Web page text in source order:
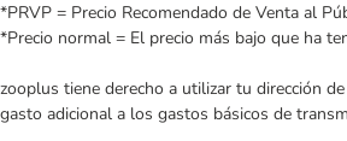
*PRVP = Precio Recomendado de Venta al
*Precio normal = El precio más bajo que ha
zooplus tiene derecho a utilizar tu dirección
gasto adicional a los gastos básicos de